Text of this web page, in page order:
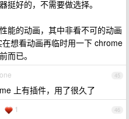
挺好的，不需要做选择。
能的动画，其中非看不可的动画
想看动画再临时用一下 chrome
而已。
45
上有插件，用了很久了
46
1